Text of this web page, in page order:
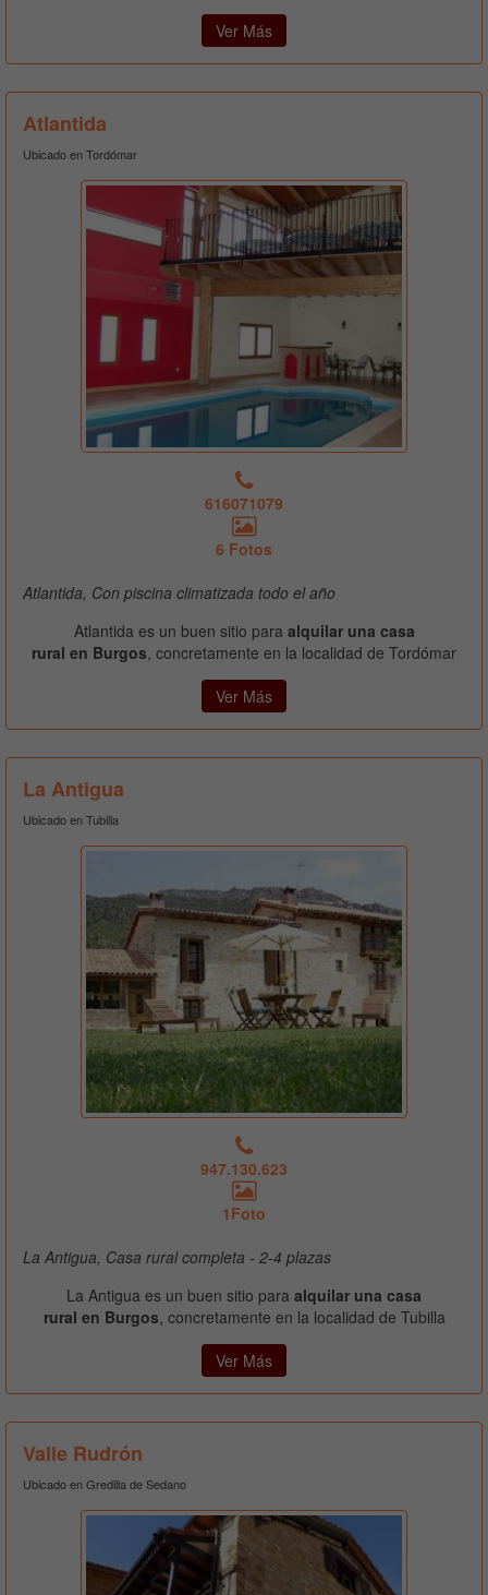
Ver Más
Atlantida
Ubicado en Tordómar
616071079
6 Fotos
Atlantida, Con piscina climatizada todo el año
Atlantida es un buen sitio para alquilar una casa
rural en Burgos, concretamente en la localidad de Tordómar
Ver Más
La Antigua
Ubicado en Tubilla
947.130.623
1Foto
La Antigua, Casa rural completa - 2-4 plazas
La Antigua es un buen sitio para alquilar una casa
rural en Burgos, concretamente en la localidad de Tubilla
Ver Más
Valle Rudrón
Ubicado en Gredilla de Sedano